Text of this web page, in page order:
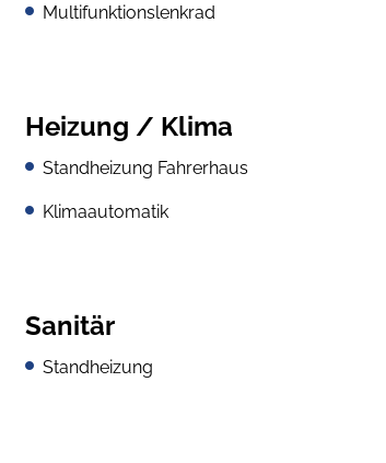
Multifunktionslenkrad
Heizung / Klima
Standheizung Fahrerhaus
Klimaautomatik
Sanitär
Standheizung